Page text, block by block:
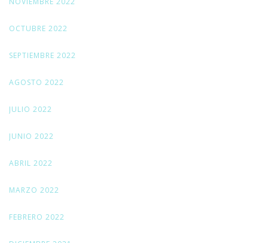
OCTUBRE 2022
SEPTIEMBRE 2022
AGOSTO 2022
JULIO 2022
JUNIO 2022
ABRIL 2022
MARZO 2022
FEBRERO 2022